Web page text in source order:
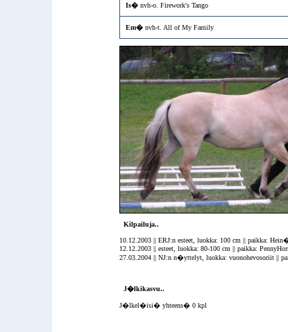
Is� nvh-o. Firework's Tango
Em� nvh-t. All of My Family
Kilpailuja..
10.12.2003 || ERJ:n esteet, luokka: 100 cm || paikka:
12.12.2003 || esteet, luokka: 80-100 cm || paikka:
27.03.2004 || NJ:n n�yttelyt, luokka: vuonohevosoriit ||
J�lkikasvu..
J�lkel�isi� yhteens� 0 kpl